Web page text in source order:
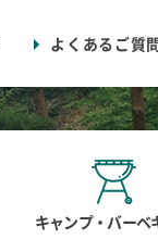
よくあるご質
キャンプ・バーベ